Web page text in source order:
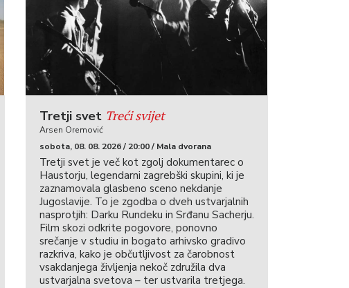
Tretji svet Treći svijet
Arsen Oremović
sobota, 08. 08. 2026 / 20:00 / Mala dvorana
Tretji svet je več kot zgolj dokumentarec o
Haustorju, legendarni zagrebški skupini, ki je
zaznamovala glasbeno sceno nekdanje
Jugoslavije. To je zgodba o dveh ustvarjalnih
nasprotjih: Darku Rundeku in Srđanu Sacherju.
Film skozi odkrite pogovore, ponovno
srečanje v studiu in bogato arhivsko gradivo
razkriva, kako je občutljivost za čarobnost
vsakdanjega življenja nekoč združila dva
ustvarjalna svetova – ter ustvarila tretjega.